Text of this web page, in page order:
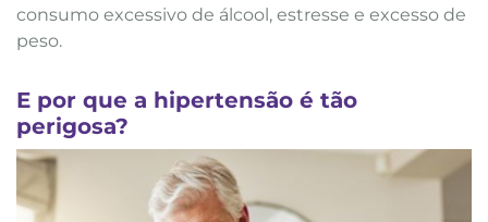
consumo excessivo de álcool, estresse e excesso de
peso.
E por que a hipertensão é tão
perigosa?